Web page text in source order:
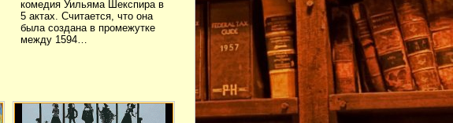
комедия Уильяма Шекспира в
5 актах. Считается, что она
была создана в промежутке
между 1594…